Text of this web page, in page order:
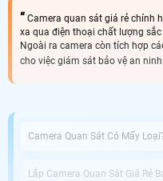
Camera quan sát giá rẻ chính
xa qua điện thoại chất lượng
Ngoài ra camera còn tích hợp
cho việc giám sát bảo vệ an
Camera Quan Sát Có Mấy
Lắp Camera Quan Sát Giá Rẻ